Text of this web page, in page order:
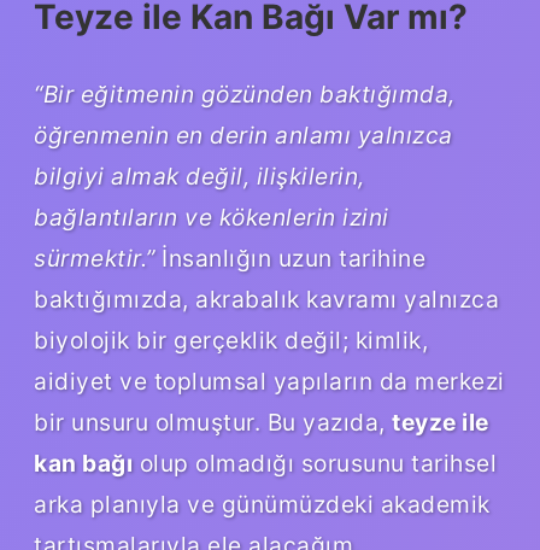
Teyze ile Kan Bağı Var mı?
“Bir eğitmenin gözünden baktığımda,
öğrenmenin en derin anlamı yalnızca
bilgiyi almak değil, ilişkilerin,
bağlantıların ve kökenlerin izini
sürmektir.”İnsanlığın uzun tarihine
baktığımızda, akrabalık kavramı yalnızca
biyolojik bir gerçeklik değil; kimlik,
aidiyet ve toplumsal yapıların da merkezi
bir unsuru olmuştur. Bu yazıda, teyze ile
kan bağıolup olmadığı sorusunu tarihsel
arka planıyla ve günümüzdeki akademik